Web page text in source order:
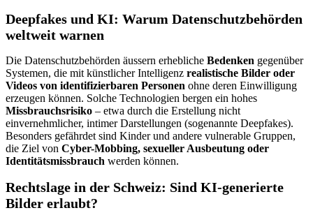
Deepfakes und KI: Warum Datenschutzbehörden
weltweit warnen
Die Datenschutzbehörden äussern erhebliche Bedenken gegenüber
Systemen, die mit künstlicher Intelligenz realistische Bilder oder
Videos von identifizierbaren Personen ohne deren Einwilligung
erzeugen können. Solche Technologien bergen ein hohes
Missbrauchsrisiko – etwa durch die Erstellung nicht
einvernehmlicher, intimer Darstellungen (sogenannte Deepfakes).
Besonders gefährdet sind Kinder und andere vulnerable Gruppen,
die Ziel von Cyber-Mobbing, sexueller Ausbeutung oder
Identitätsmissbrauch werden können.
Rechtslage in der Schweiz: Sind KI-generierte
Bilder erlaubt?